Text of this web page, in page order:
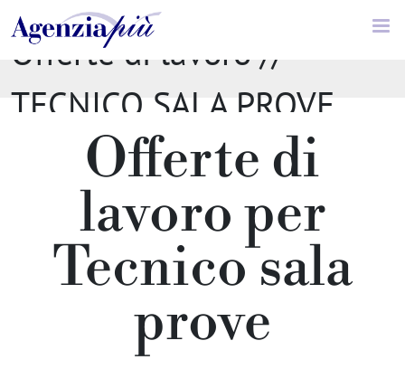
Offerte di lavoro //
TECNICO SALA PROVE
Offerte di
lavoro per
Tecnico sala
prove